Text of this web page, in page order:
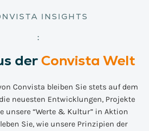
INSIGHTS
:
derConvista Welt
Convista bleiben Sie stets auf dem
neuesten Entwicklungen, Projekte
unsere “Werte & Kultur” in Aktion
Sie, wie unsere Prinzipien der